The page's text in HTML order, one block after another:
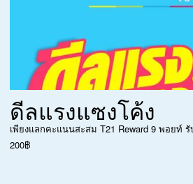
ดีลแรงแซงโค้ง
เพียงแลกคะแนนสะสม T21 Reward 9 พอยท์
200฿